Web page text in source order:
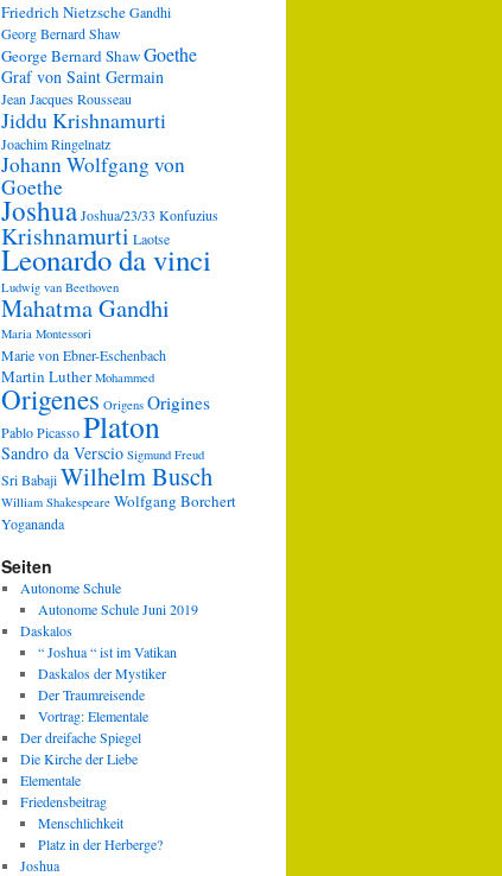
Friedrich NietzscheGandhi
Georg Bernard Shaw
George Bernard ShawGoethe
Graf von Saint Germain
Jean Jacques Rousseau
Jiddu Krishnamurti
Joachim Ringelnatz
Johann Wolfgang von
Goethe
JoshuaJoshua/23/33 Konfuzius
Krishnamurti Laotse
Leonardo da vinci
Ludwig van Beethoven
Mahatma Gandhi
Maria Montessori
Marie von Ebner-Eschenbach
Martin Luther Mohammed
Origenes Origens Origines
Pablo PicassoPlaton
Sandro da Verscio Sigmund Freud
Sri BabajiWilhelm Busch
William Shakespeare Wolfgang Borchert
Yogananda
Seiten
Autonome Schule
Autonome Schule Juni 2019
Daskalos
“ Joshua “ ist im Vatikan
Daskalos der Mystiker
Der Traumreisende
Vortrag: Elementale
Der dreifache Spiegel
Die Kirche der Liebe
Elementale
Friedensbeitrag
Menschlichkeit
Platz in der Herberge?
Joshua